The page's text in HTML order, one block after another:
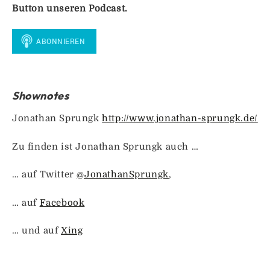
Button unseren Podcast.
Shownotes
Jonathan Sprungkhttp://www.jonathan-sprungk.de/
Zu finden ist Jonathan Sprungk auch …
… auf Twitter@JonathanSprungk,
… auf Facebook
… und aufXing